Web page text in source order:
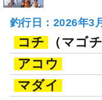
釣行日：2026年3
コチ
（マゴチ
アコウ
マダイ